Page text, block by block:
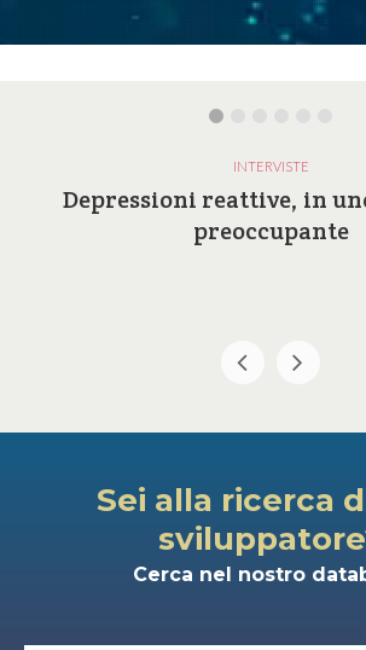
INTERVISTE
Depressioni reattive, in
preoccupante
Sei alla ricerca
Cerca nel nostro